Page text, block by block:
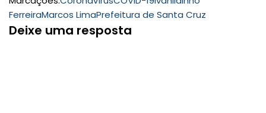
FerreiraMarcos LimaPrefeitura de Santa Cruz
Deixe uma resposta